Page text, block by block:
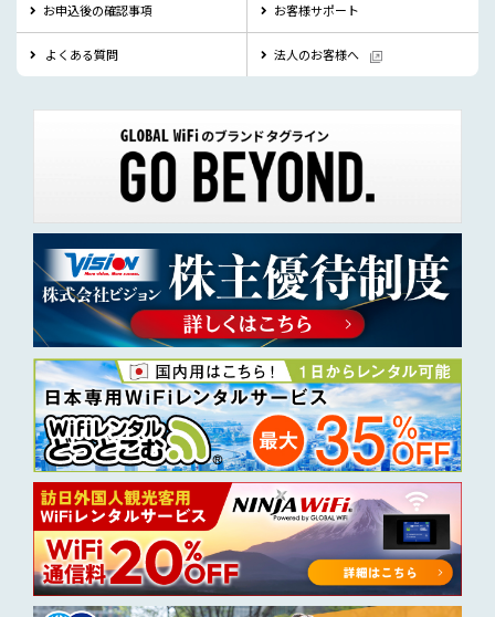
お申込後の確認事項 お客様サポート
よくある質問 法人のお客様へ